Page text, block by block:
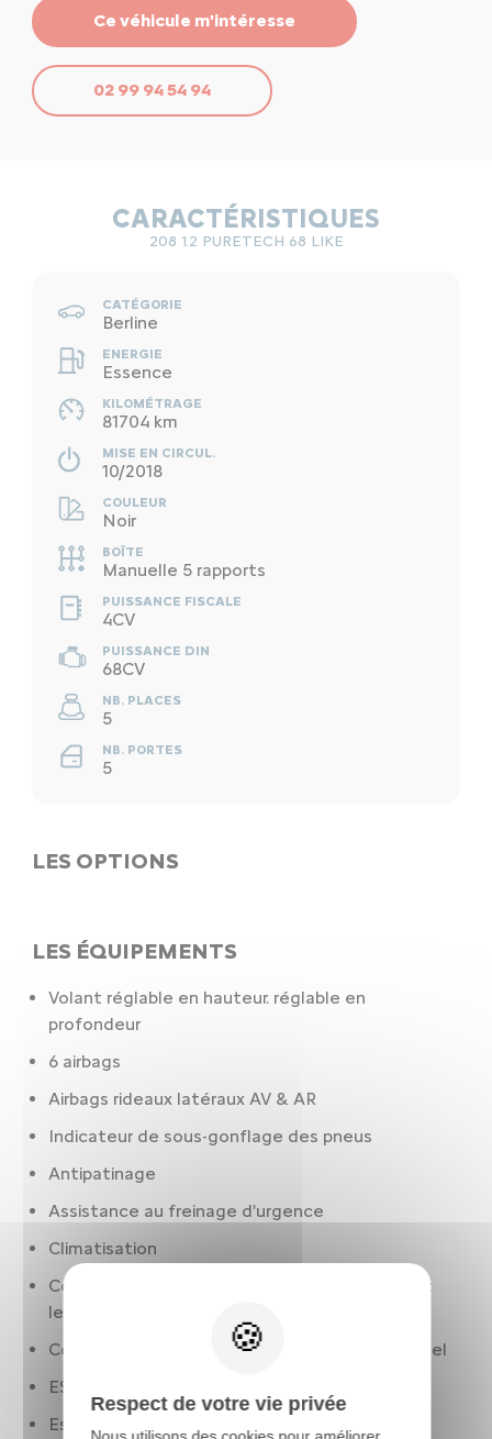
Ce véhicule m'intéresse
02 99 94 54 94
CARACTÉRISTIQUES
208 1.2 PURETECH 68 LIKE
CATÉGORIE
Berline
ENERGIE
Essence
KILOMÉTRAGE
81704 km
MISE EN CIRCUL.
10/2018
COULEUR
Noir
BOÎTE
Manuelle 5 rapports
PUISSANCE FISCALE
4CV
PUISSANCE DIN
68CV
NB. PLACES
5
NB. PORTES
5
LES OPTIONS
LES ÉQUIPEMENTS
Volant réglable en hauteur. réglable en
profondeur
6 airbags
Airbags rideaux latéraux AV & AR
Indicateur de sous-gonflage des pneus
Antipatinage
Assistance au freinage d'urgence
Climatisation
Condamnation centralisée à distance. incluant
les lève-vitres
Contrôle des phares: réglage en hauteur manuel
ESP
Essuie-glaces
Respect de votre vie privée
Nous utilisons des cookies pour améliorer